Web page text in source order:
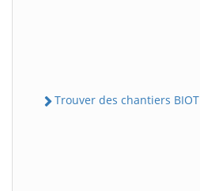
Trouver des chantiers BIOT